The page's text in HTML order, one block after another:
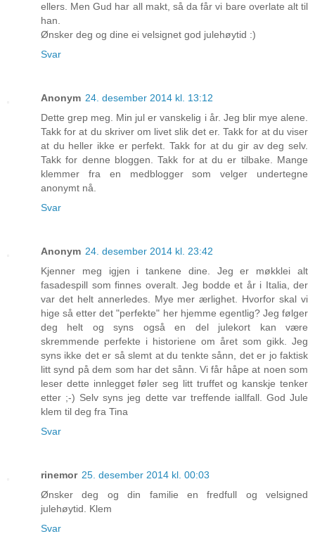
ellers. Men Gud har all makt, så da får vi bare overlate alt til
han.
Ønsker deg og dine ei velsignet god julehøytid :)
Svar
Anonym 24. desember 2014 kl. 13:12
Dette grep meg. Min jul er vanskelig i år. Jeg blir mye alene.
Takk for at du skriver om livet slik det er. Takk for at du viser
at du heller ikke er perfekt. Takk for at du gir av deg selv.
Takk for denne bloggen. Takk for at du er tilbake. Mange
klemmer fra en medblogger som velger undertegne
anonymt nå.
Svar
Anonym 24. desember 2014 kl. 23:42
Kjenner meg igjen i tankene dine. Jeg er møkklei alt
fasadespill som finnes overalt. Jeg bodde et år i Italia, der
var det helt annerledes. Mye mer ærlighet. Hvorfor skal vi
hige så etter det "perfekte" her hjemme egentlig? Jeg følger
deg helt og syns også en del julekort kan være
skremmende perfekte i historiene om året som gikk. Jeg
syns ikke det er så slemt at du tenkte sånn, det er jo faktisk
litt synd på dem som har det sånn. Vi får håpe at noen som
leser dette innlegget føler seg litt truffet og kanskje tenker
etter ;-) Selv syns jeg dette var treffende iallfall. God Jule
klem til deg fra Tina
Svar
rinemor 25. desember 2014 kl. 00:03
Ønsker deg og din familie en fredfull og velsigned
julehøytid. Klem
Svar